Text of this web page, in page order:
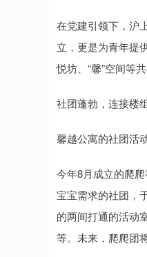
在党建引领下，沪
立，更是为青年提
悦坊、“馨”空间等
社团蓬勃，连接楼
馨越公寓的社团活
今年8月成立的爬
宝宝需求的社团，
的两间打通的活动
等。未来，爬爬团